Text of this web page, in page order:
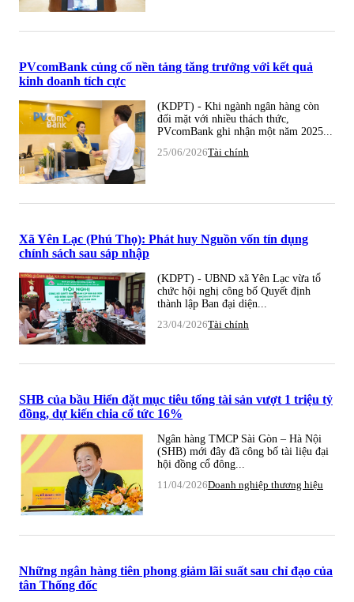
PVcomBank củng cố nền tảng tăng trưởng với kết quả
kinh doanh tích cực
(KDPT) - Khi ngành ngân hàng còn
đối mặt với nhiều thách thức,
PVcomBank ghi nhận một năm 2025...
25/06/2026Tài chính
Xã Yên Lạc (Phú Thọ): Phát huy Nguồn vốn tín dụng
chính sách sau sáp nhập
(KDPT) - UBND xã Yên Lạc vừa tổ
chức hội nghị công bố Quyết định
thành lập Ban đại diện...
23/04/2026Tài chính
SHB của bầu Hiển đặt mục tiêu tổng tài sản vượt 1 triệu tỷ
đồng, dự kiến chia cổ tức 16%
Ngân hàng TMCP Sài Gòn – Hà Nội
(SHB) mới đây đã công bố tài liệu đại
hội đồng cổ đông...
11/04/2026Doanh nghiệp thương hiệu
Những ngân hàng tiên phong giảm lãi suất sau chỉ đạo của
tân Thống đốc